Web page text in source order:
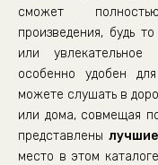
сможет
произведения, будь
или увлекательное
особенно удобен
можете слушать в
или дома, совмещая
представлены
место в этом